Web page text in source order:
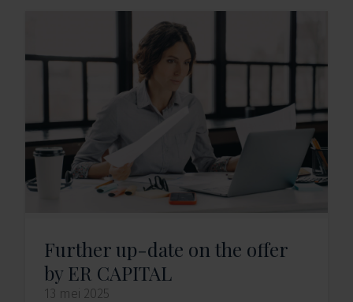
Further up-date on the offer
by ER CAPITAL
13 mei 2025